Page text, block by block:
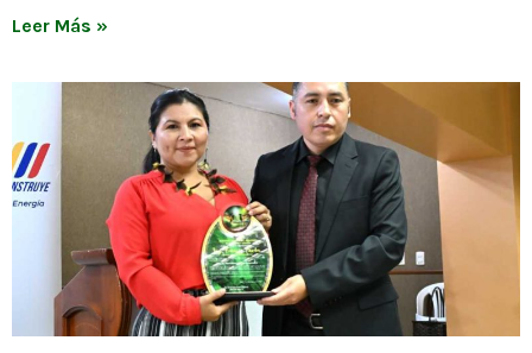
Leer Más »